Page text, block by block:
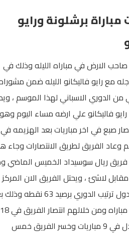
برشلونة ورايو
الارض في مباراه الليله وذلك في
مع رايو فاليكانو الليله ضمن
من الدوري الاسباني لهذا الموسم ،
رايو فاليكانو علي ارضه مساء اليوم وهو
صبع في اخر مباريات بعد الهزيمه
وعاد الفريق لطريق الانتصارات وجاء
فريق ريال سوسيداد الخميس الماضي
لاشئ ، ويحتل الفريق الان المركز
الثاني في جدول ترتيب الدوري برصيد 63
ان خاض 32 مباراه ومن خلالهم انتصار الفريق في 18
مباراه وتعادل في 9 مباريات وخسر الفريق خمس